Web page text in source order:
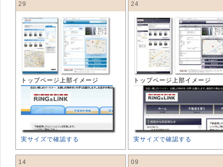
29
トップページ上部イメージ
実サイズで確認する
24
トップページ上部イメージ
実サイズで確認する
14 09